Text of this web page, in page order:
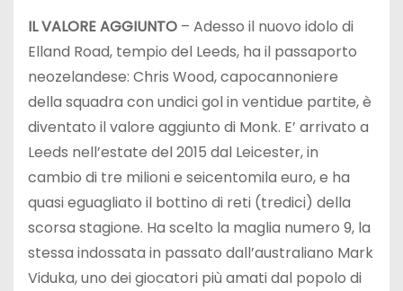
IL VALORE AGGIUNTO – Adesso il nuovo idolo di
Elland Road, tempio del Leeds, ha il passaporto
neozelandese: Chris Wood, capocannoniere
della squadra con undici gol in ventidue partite, è
diventato il valore aggiunto di Monk. E’ arrivato a
Leeds nell’estate del 2015 dal Leicester, in
cambio di tre milioni e seicentomila euro, e ha
quasi eguagliato il bottino di reti (tredici) della
scorsa stagione. Ha scelto la maglia numero 9, la
stessa indossata in passato dall’australiano Mark
Viduka, uno dei giocatori più amati dal popolo di